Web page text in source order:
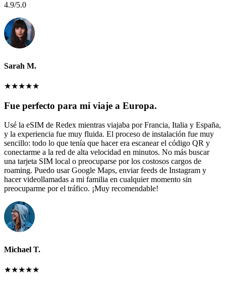
4.9/5.0
Sarah M.
★★★★★
Fue perfecto para mi viaje a Europa.
Usé la eSIM de Redex mientras viajaba por Francia, Italia y España,
y la experiencia fue muy fluida. El proceso de instalación fue muy
sencillo: todo lo que tenía que hacer era escanear el código QR y
conectarme a la red de alta velocidad en minutos. No más buscar
una tarjeta SIM local o preocuparse por los costosos cargos de
roaming. Puedo usar Google Maps, enviar feeds de Instagram y
hacer videollamadas a mi familia en cualquier momento sin
preocuparme por el tráfico. ¡Muy recomendable!
Michael T.
★★★★★